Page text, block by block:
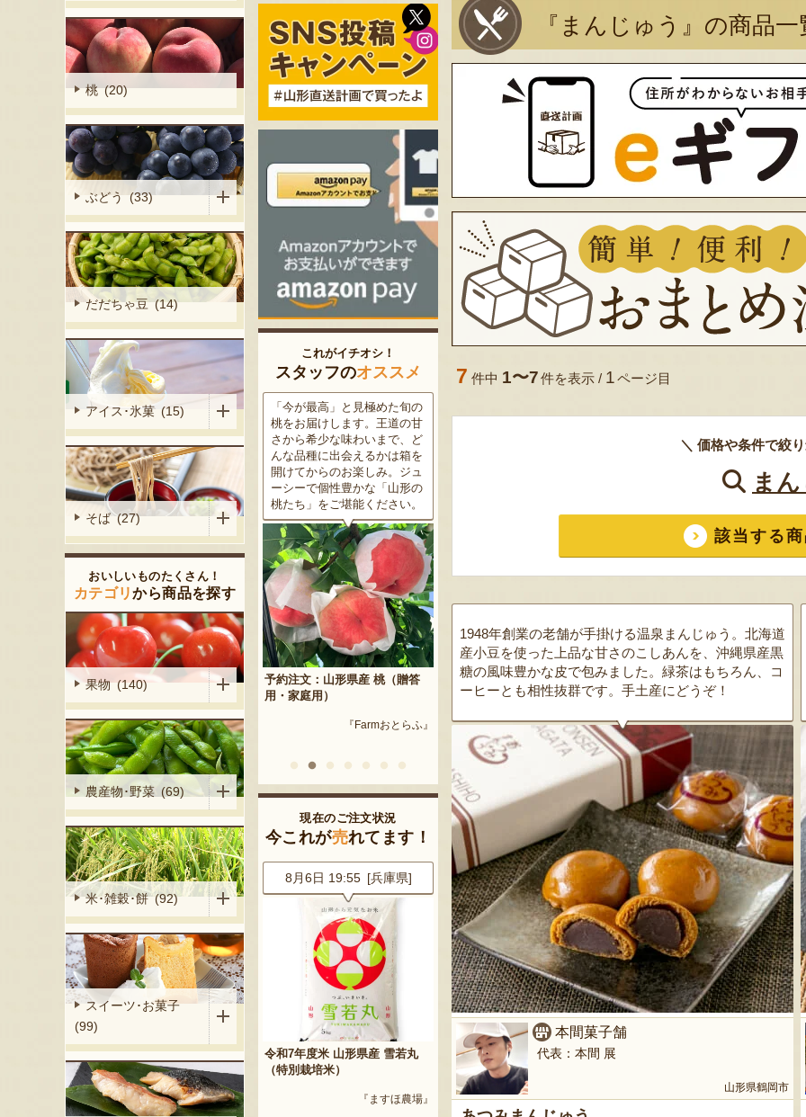
『まんじゅう』の商品一
7 件中 1〜7件を表示 / 1ページ目
＼ 価格や条件で絞
ま
該当する
1948年創業の老舗が手掛ける温泉まんじゅう。北海道
産小豆を使った上品な甘さのこしあんを、沖縄県産黒
糖の風味豊かな皮で包みました。緑茶はもちろん、コ
ーヒーとも相性抜群です。手土産にどうぞ！
本間菓子舗
山形県鶴岡市
代表：本間 展
桃 (20)
ぶどう (33)
だだちゃ豆 (14)
アイス･氷菓 (15)
そば (27)
おいしいものたくさん！
カテゴリから商品を探す
果物 (140)
農産物･野菜 (69)
米･雑穀･餅 (92)
スイーツ･お菓子
(99)
これがイチオシ！
スタッフのオススメ
フデザイン』
「今が最高」と見極めた旬の
桃をお届けします。王道の甘
さから希少な味わいまで、ど
んな品種に出会えるかは箱を
開けてからのお楽しみ。ジュ
ーシーで個性豊かな「山形の
桃たち」をご堪能ください。
予約注文：山形県産 桃（贈答
用・家庭用）
『Farmおとらふ』
米沢牛は、非常に厳しい条件
をクリアした最高級のブラン
ド牛。美しいサシ・きめ細か
な肉質・とろける食感・濃厚
な旨味、すべてが抜群です。
高級感のある黒化粧箱入りの
ため、大切な人への贈り物に
どうぞ！
米沢牛
『肉匠えんどう』
まいにちのこめ油
『三和油脂株式会社』
はなく、美味しさや食感を重
視した「中玉」にこだわって
栽培しています。「陽夏妃」
や「川中島白桃」など、その
予約注文：山形県産 桃（贈答
『栗原果樹園』
現在のご注文状況
今これが売れてます！
ート詰合せ
YAMAGATA』
8月6日 19:55 [兵庫県]
令和7年度米 山形県産 雪若丸
（特別栽培米）
『ますほ農場』
8月6日 19:45 [埼玉県]
山形県産 尾花沢スイカ 大玉
「羅皇ザ・スウィート」
『ARCO FARM』
8月6日 18:40 [東京都]
山形県産ぶどう ピッテロビアン
『松田農園』
8月6日 16:39 [長野県]
『郷土銘菓処 大國屋』